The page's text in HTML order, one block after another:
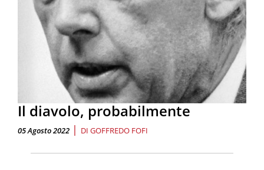
Il diavolo, probabilmente
05 Agosto 2022 | DI GOFFREDO FOFI